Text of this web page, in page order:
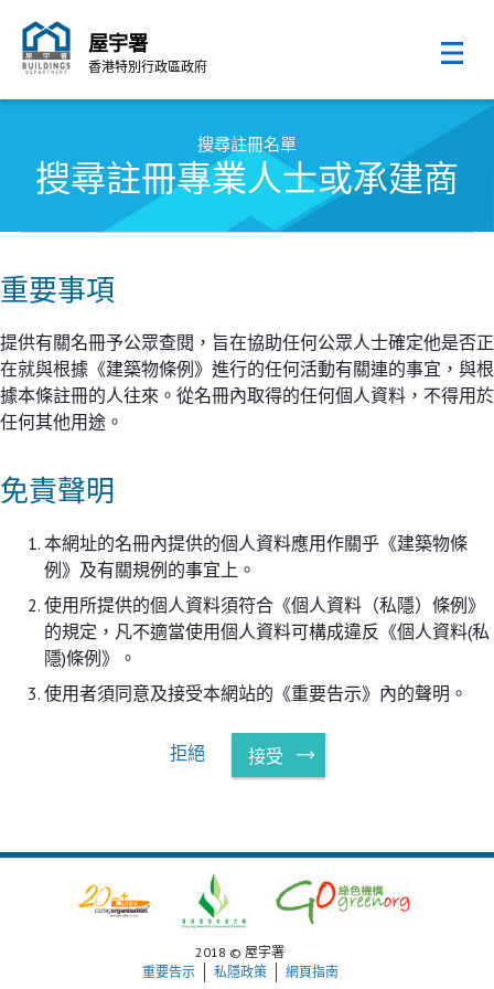
屋宇署
香港特別行政區政府
搜尋註冊名單
搜尋註冊專業人士或承建商
重要事項
提供有關名冊予公眾查閱，旨在協助任何公眾人士確定他是否正
在就與根據《建築物條例》進行的任何活動有關連的事宜，與根
據本條註冊的人往來。從名冊內取得的任何個人資料，不得用於
任何其他用途。
免責聲明
本網址的名冊內提供的個人資料應用作關乎《建築物條
例》及有關規例的事宜上。
使用所提供的個人資料須符合《個人資料（私隱）條例》
的規定，凡不適當使用個人資料可構成違反《個人資料(私
隱)條例》。
使用者須同意及接受本網站的《重要告示》內的聲明。
拒絕 接受
2018 © 屋宇署
重要告示
私隱政策 網頁指南